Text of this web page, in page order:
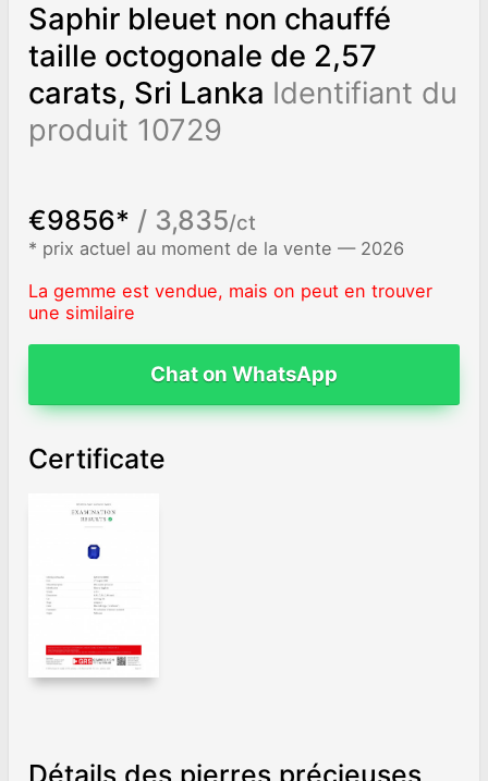
Saphir bleuet non chauffé
taille octogonale de 2,57
carats, Sri Lanka Identifiant du
produit 10729
€9856* / 3,835/ct
* prix actuel au moment de la vente — 2026
La gemme est vendue, mais on peut en trouver
une similaire
Chat on WhatsApp
Certificate
Détails des pierres précieuses